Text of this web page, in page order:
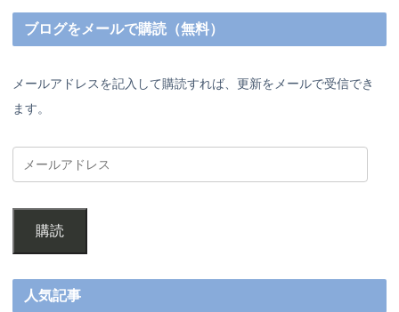
ブログをメールで購読（無料）
メールアドレスを記入して購読すれば、更新をメールで受信でき
ます。
購読
人気記事